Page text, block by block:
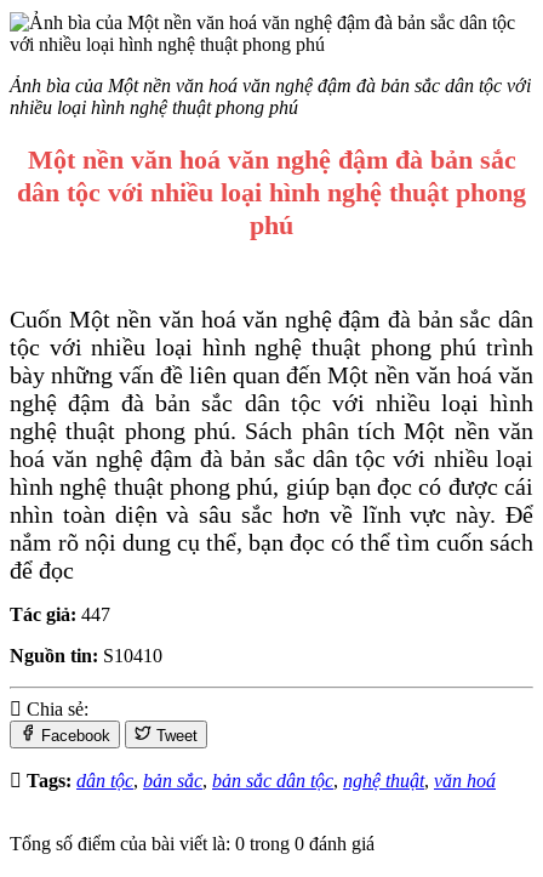
Ảnh bìa của Một nền văn hoá văn nghệ đậm đà bản sắc dân tộc với
nhiều loại hình nghệ thuật phong phú
Một nền văn hoá văn nghệ đậm đà bản sắc
dân tộc với nhiều loại hình nghệ thuật phong
phú
Cuốn Một nền văn hoá văn nghệ đậm đà bản sắc dân
tộc với nhiều loại hình nghệ thuật phong phú trình
bày những vấn đề liên quan đến Một nền văn hoá văn
nghệ đậm đà bản sắc dân tộc với nhiều loại hình
nghệ thuật phong phú. Sách phân tích Một nền văn
hoá văn nghệ đậm đà bản sắc dân tộc với nhiều loại
hình nghệ thuật phong phú, giúp bạn đọc có được cái
nhìn toàn diện và sâu sắc hơn về lĩnh vực này. Để
nắm rõ nội dung cụ thể, bạn đọc có thể tìm cuốn sách
để đọc
Tác giả: 447
Nguồn tin: S10410
Chia sẻ:
Facebook Tweet
Tags: dân tộc, bản sắc, bản sắc dân tộc, nghệ thuật, văn hoá
Tổng số điểm của bài viết là: 0 trong 0 đánh giá